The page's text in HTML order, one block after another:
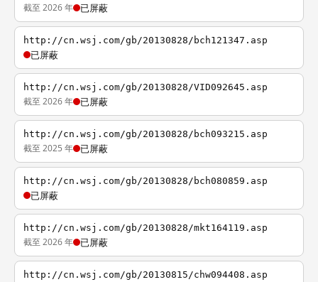
截至 2026 年 已屏蔽
http://cn.wsj.com/gb/20130828/bch121347.asp
已屏蔽
http://cn.wsj.com/gb/20130828/VID092645.asp
截至 2026 年 已屏蔽
http://cn.wsj.com/gb/20130828/bch093215.asp
截至 2025 年 已屏蔽
http://cn.wsj.com/gb/20130828/bch080859.asp
已屏蔽
http://cn.wsj.com/gb/20130828/mkt164119.asp
截至 2026 年 已屏蔽
http://cn.wsj.com/gb/20130815/chw094408.asp